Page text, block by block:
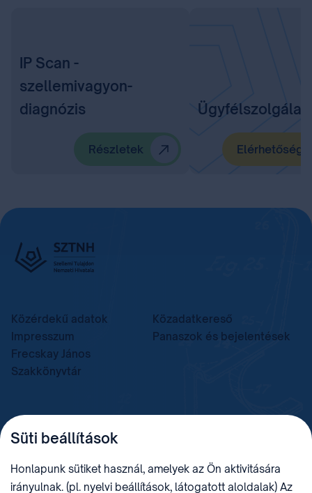
IP Scan -
szellemivagyon-
diagnózis
Részletek
Ügyfélszolgálat
Közérdekű adatok
Közadatkereső
Impresszum
Panaszok és bejelentések
Frecskay János
Szakkönyvtár
TELEFON
+36 (1) 312 4400
sztnh@hipo.gov.hu 15311746-2-42
CÍM HIVATAL RÖVID NEVE
Süti beállítások
Honlapunk sütiket használ, amelyek az Ön aktivitására
irányulnak. (pl. nyelvi beállítások, látogatott aloldalak) Az